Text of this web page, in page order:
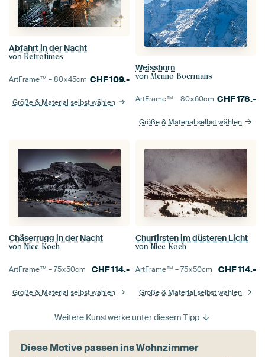
Abfahrt in der Nacht
von Retrotimes
ArtFrame™ –80×45cm CHF109.-
Größe & Material selbst wählen
Weisshorn
von Menno Boermans
ArtFrame™ –80×60cm CHF178.-
Größe & Material selbst wählen
Chäserrugg in der Nacht
von Nicc Koch
ArtFrame™ –75×50cm CHF114.-
Größe & Material selbst wählen
Churfirsten im düsteren Licht
von Nicc Koch
ArtFrame™ –75×50cm CHF114.-
Größe & Material selbst wählen
Weitere Kunstwerke unter diesem Tipp
Diese Motive passen ins Wohnzimmer